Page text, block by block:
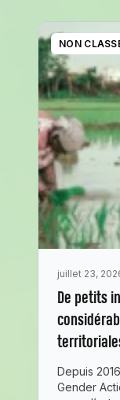
NON
juillet 23,
De petits
les genres.
Depuis
Gender